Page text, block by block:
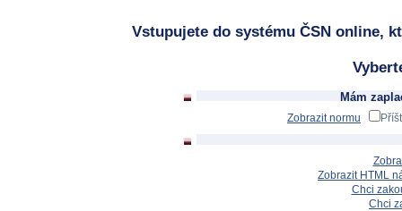
Vstupujete do systému ČSN online,
Mám
Zobrazit normu
Zobrazit HTML
Chci
Chci